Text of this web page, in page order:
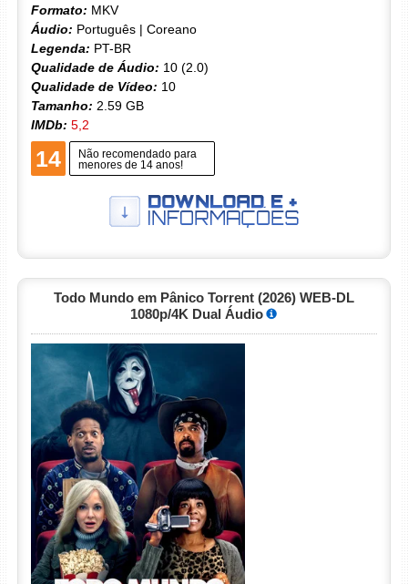
Formato: MKV
Áudio: Português | Coreano
Legenda: PT-BR
Qualidade de Áudio: 10 (2.0)
Qualidade de Vídeo: 10
Tamanho: 2.59 GB
IMDb: 5,2
14
Não recomendado para
menores de 14 anos!
Todo Mundo em Pânico Torrent (2026) WEB-DL
1080p/4K Dual Áudio